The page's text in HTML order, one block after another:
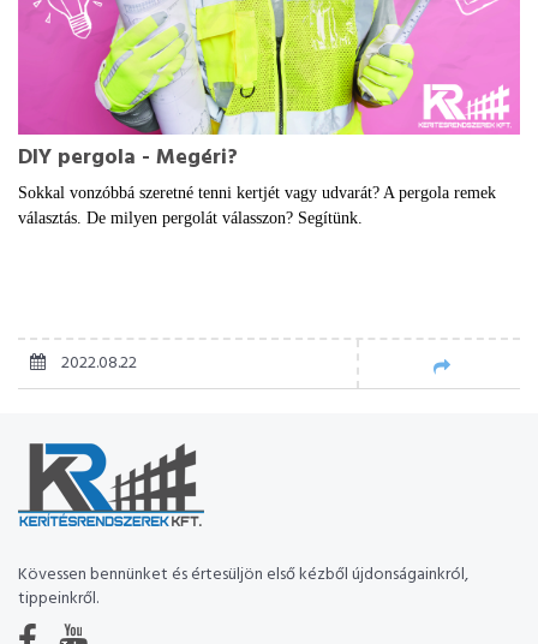
DIY pergola - Megéri?
Sokkal vonzóbbá szeretné tenni kertjét vagy udvarát? A pergola remek
választás. De milyen pergolát válasszon? Segítünk.
2022.08.22
Kövessen bennünket és értesüljön első kézből újdonságainkról,
tippeinkről.